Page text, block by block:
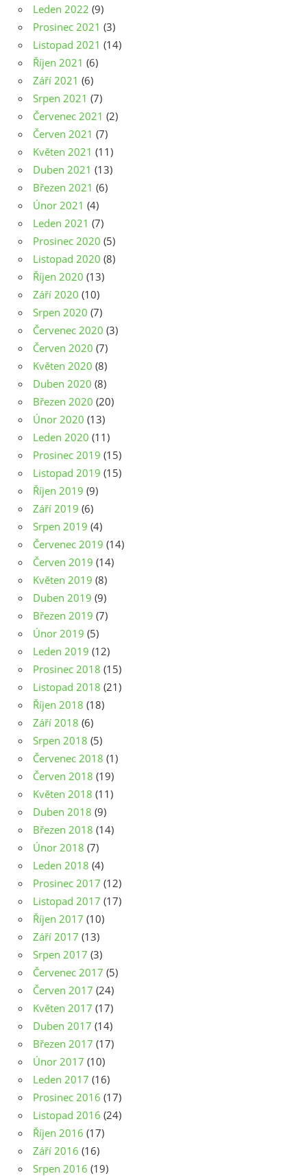
Leden 2022 (9)
Prosinec 2021 (3)
Listopad 2021 (14)
Říjen 2021 (6)
Září 2021 (6)
Srpen 2021 (7)
Červenec 2021 (2)
Červen 2021 (7)
Květen 2021 (11)
Duben 2021 (13)
Březen 2021 (6)
Únor 2021 (4)
Leden 2021 (7)
Prosinec 2020 (5)
Listopad 2020 (8)
Říjen 2020 (13)
Září 2020 (10)
Srpen 2020 (7)
Červenec 2020 (3)
Červen 2020 (7)
Květen 2020 (8)
Duben 2020 (8)
Březen 2020 (20)
Únor 2020 (13)
Leden 2020 (11)
Prosinec 2019 (15)
Listopad 2019 (15)
Říjen 2019 (9)
Září 2019 (6)
Srpen 2019 (4)
Červenec 2019 (14)
Červen 2019 (14)
Květen 2019 (8)
Duben 2019 (9)
Březen 2019 (7)
Únor 2019 (5)
Leden 2019 (12)
Prosinec 2018 (15)
Listopad 2018 (21)
Říjen 2018 (18)
Září 2018 (6)
Srpen 2018 (5)
Červenec 2018 (1)
Červen 2018 (19)
Květen 2018 (11)
Duben 2018 (9)
Březen 2018 (14)
Únor 2018 (7)
Leden 2018 (4)
Prosinec 2017 (12)
Listopad 2017 (17)
Říjen 2017 (10)
Září 2017 (13)
Srpen 2017 (3)
Červenec 2017 (5)
Červen 2017 (24)
Květen 2017 (17)
Duben 2017 (14)
Březen 2017 (17)
Únor 2017 (10)
Leden 2017 (16)
Prosinec 2016 (17)
Listopad 2016 (24)
Říjen 2016 (17)
Září 2016 (16)
Srpen 2016 (19)